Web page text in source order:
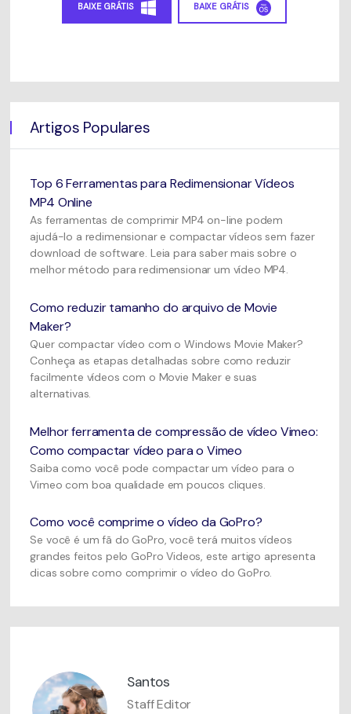
BAIXE GRÁTIS BAIXE GRÁTIS
Artigos Populares
Top 6 Ferramentas para Redimensionar Vídeos
MP4 Online
As ferramentas de comprimir MP4 on-line podem
ajudá-lo a redimensionar e compactar vídeos sem fazer
download de software. Leia para saber mais sobre o
melhor método para redimensionar um vídeo MP4.
Como reduzir tamanho do arquivo de Movie
Maker?
Quer compactar vídeo com o Windows Movie Maker?
Conheça as etapas detalhadas sobre como reduzir
facilmente vídeos com o Movie Maker e suas
alternativas.
Melhor ferramenta de compressão de vídeo Vimeo:
Como compactar vídeo para o Vimeo
Saiba como você pode compactar um vídeo para o
Vimeo com boa qualidade em poucos cliques.
Como você comprime o vídeo da GoPro?
Se você é um fã do GoPro, você terá muitos vídeos
grandes feitos pelo GoPro Videos, este artigo apresenta
dicas sobre como comprimir o vídeo do GoPro.
Santos
Staff Editor